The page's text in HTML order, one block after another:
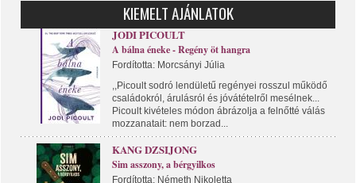
KIEMELT AJÁNLATOK
JODI PICOULT
A bálna éneke - Regény öt hangra
Fordította: Morcsányi Júlia
,,Picoult sodró lendületű regényei rosszul működő
családokról, árulásról és jóvátételről mesélnek...
Picoult kivételes módon ábrázolja a felnőtté válás
mozzanatait: nem borzad...
KANG DZSIJONG
Sim asszony, a bérgyilkos
Fordította: Németh Nikoletta